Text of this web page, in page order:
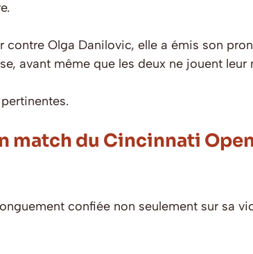
contre Olga Danilovic, elle a émis son
avant même que les deux ne jouent leur
match du Cincinnati
confiée non seulement sur sa